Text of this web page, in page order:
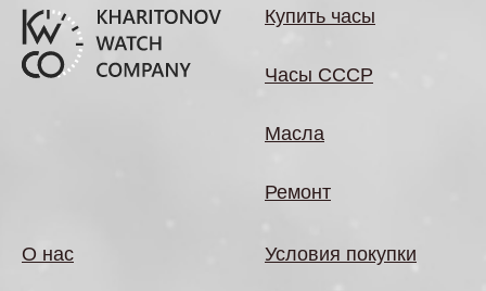
Купить часы
Часы СССР
Масла
Ремонт
О нас Условия покупки